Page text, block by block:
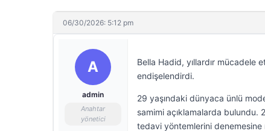
06/30/2026: 5:12 pm
A
admin
Anahtar
yönetici
Bella Hadid, yıllardır mücadele
endişelendirdi.
29 yaşındaki dünyaca ünlü
samimi açıklamalarda bulundu.
tedavi yöntemlerini